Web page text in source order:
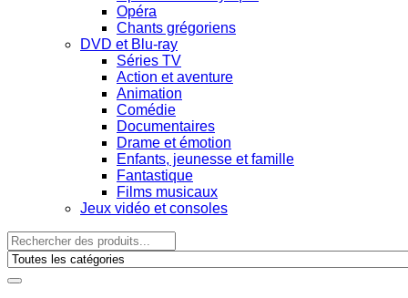
Opéra
Chants grégoriens
DVD et Blu-ray
Séries TV
Action et aventure
Animation
Comédie
Documentaires
Drame et émotion
Enfants, jeunesse et famille
Fantastique
Films musicaux
Jeux vidéo et consoles